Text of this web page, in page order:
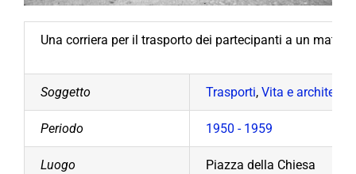
Una corriera per il trasporto dei partecipanti a un
Soggetto Trasporti, Vita e
Periodo 1950 - 1959
Luogo Piazza della Chiesa